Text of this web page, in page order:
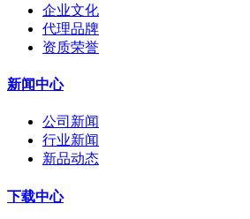
企业文化
代理品牌
资质荣誉
新闻中心
公司新闻
行业新闻
新品动态
下载中心